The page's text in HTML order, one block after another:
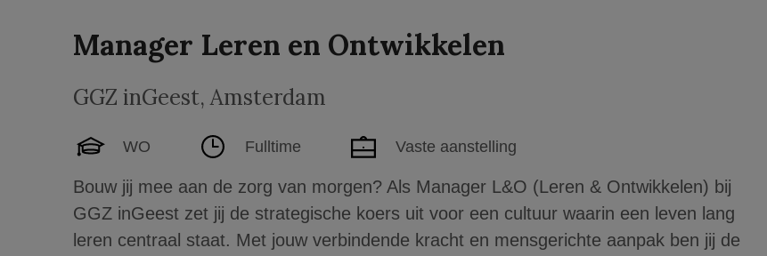
Manager Leren en Ontwikkelen
GGZ inGeest,Amsterdam
WO Fulltime Vaste aanstelling
Bouw jij mee aan de zorg van morgen? Als Manager L&O (Leren & Ontwikkelen) bij
GGZ inGeest zet jij de strategische koers uit voor een cultuur waarin een leven lang
leren centraal staat. Met jouw verbindende kracht en mensgerichte aanpak ben jij de